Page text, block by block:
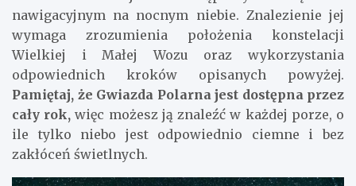
nawigacyjnym na nocnym niebie. Znalezienie jej
wymaga zrozumienia położenia konstelacji
Wielkiej i Małej Wozu oraz wykorzystania
odpowiednich kroków opisanych powyżej.
Pamiętaj, że Gwiazda Polarna jest dostępna przez
cały rok, więc możesz ją znaleźć w każdej porze, o
ile tylko niebo jest odpowiednio ciemne i bez
zakłóceń świetlnych.